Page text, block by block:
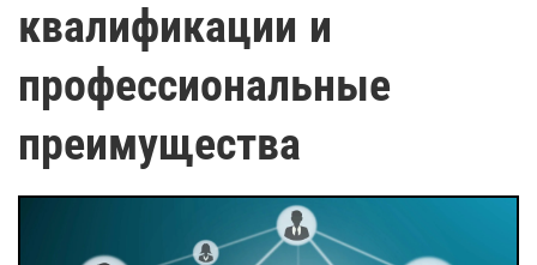
квалификации и
профессиональные
преимущества